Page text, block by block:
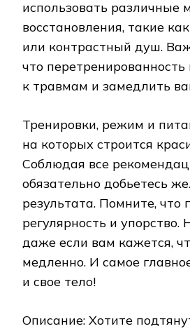
использовать различные
восстановления, такие
или контрастный душ.
что
к травмам и замедлить
Тренировки, режим и
на которых строится
Соблюдая все
обязательно добьетесь
результата. Помните, что
регулярность и упорство.
даже если вам кажется,
медленно. И самое
и свое тело!
Описание: Хотите